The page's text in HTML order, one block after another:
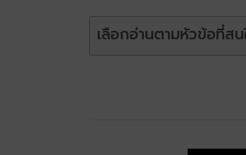
เลือกอ่านตามหัวข้อที่สน